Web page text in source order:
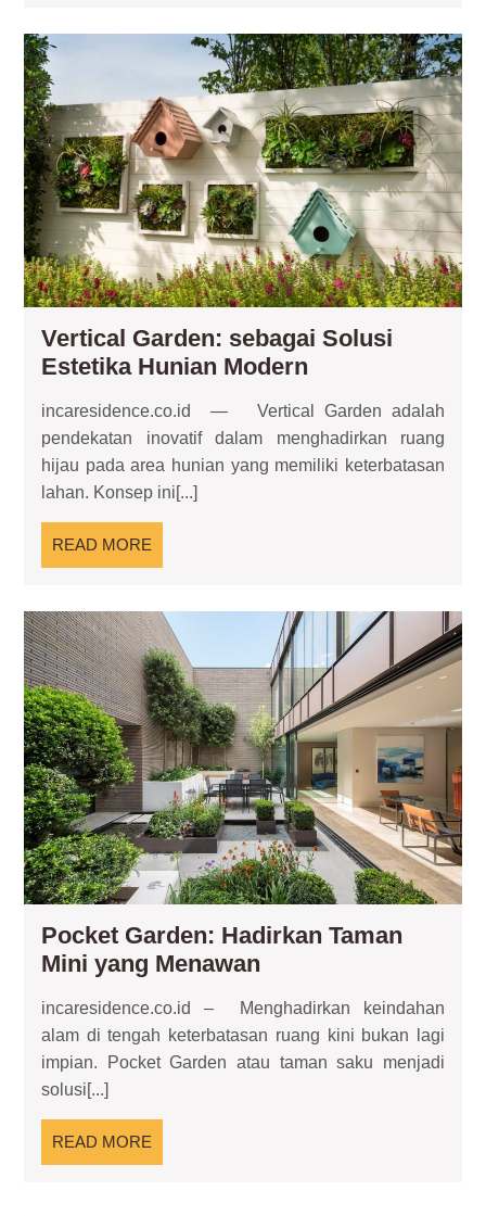
Hunian
yang
Berkelanjutan
Vertical Garden: sebagai Solusi
Estetika Hunian Modern
sebagai
Solusi
Estetika
incaresidence.co.id — Vertical Garden adalah
pendekatan inovatif dalam menghadirkan ruang
hijau pada area hunian yang memiliki keterbatasan
lahan. Konsep ini[...]
READ MORE
MORE
Pocket Garden: Hadirkan Taman
Mini yang Menawan
Hadirkan
Taman
Mini
incaresidence.co.id – Menghadirkan keindahan
alam di tengah keterbatasan ruang kini bukan lagi
impian. Pocket Garden atau taman saku menjadi
solusi[...]
READ MORE
MORE